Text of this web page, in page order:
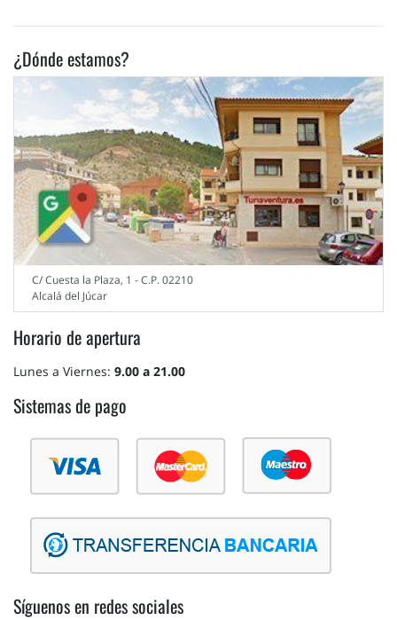
¿Dónde estamos?
C/ Cuesta la Plaza, 1 - C.P. 02210
Alcalá del Júcar
Horario de apertura
Lunes a Viernes: 9.00 a 21.00
Sistemas de pago
Síguenos en redes sociales